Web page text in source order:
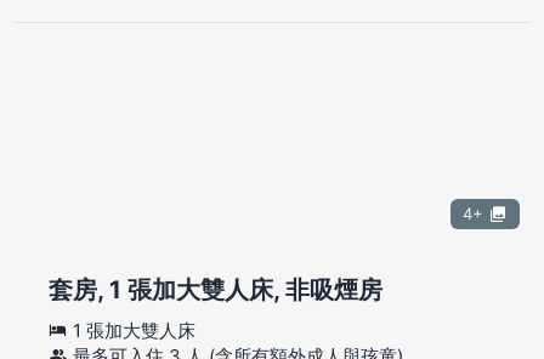
4+
套房, 1 張加大雙人床, 非吸煙房
1 張加大雙人床